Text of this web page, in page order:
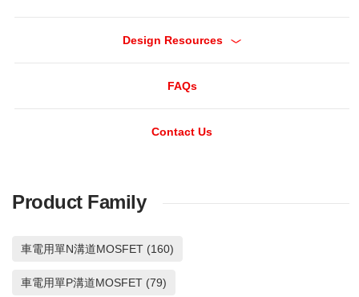
Design Resources
FAQs
Contact Us
Product Family
車電用單N溝道MOSFET (160)
車電用單P溝道MOSFET (79)